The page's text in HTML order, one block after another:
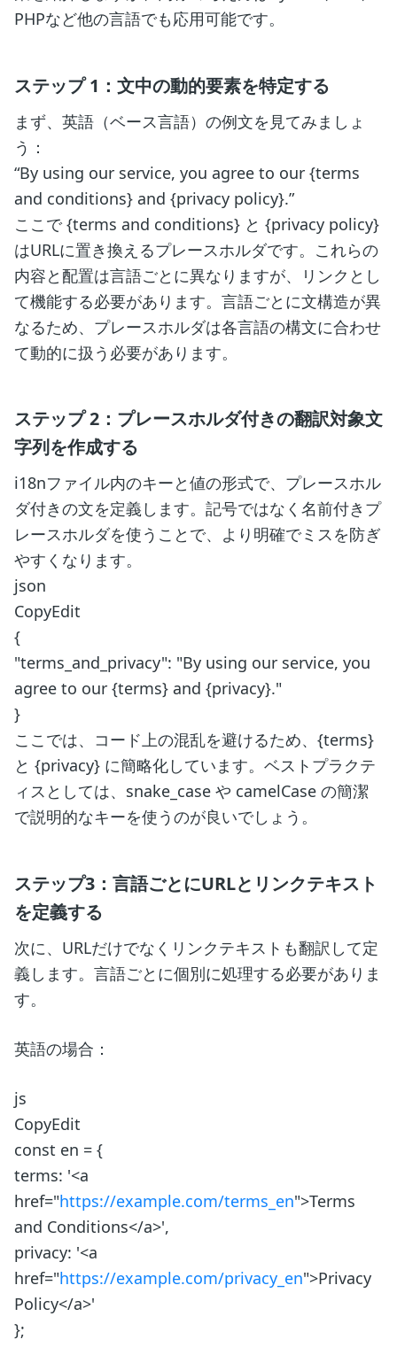
PHPなど他の言語でも応用可能です。
ステップ 1：文中の動的要素を特定する
まず、英語（ベース言語）の例文を見てみましょ
う：
“By using our service, you agree to our {terms
and conditions} and {privacy policy}.”
ここで {terms and conditions} と {privacy policy}
はURLに置き換えるプレースホルダです。これらの
内容と配置は言語ごとに異なりますが、リンクとし
て機能する必要があります。言語ごとに文構造が異
なるため、プレースホルダは各言語の構文に合わせ
て動的に扱う必要があります。
ステップ 2：プレースホルダ付きの翻訳対象文
字列を作成する
i18nファイル内のキーと値の形式で、プレースホル
ダ付きの文を定義します。記号ではなく名前付きプ
レースホルダを使うことで、より明確でミスを防ぎ
やすくなります。
json
CopyEdit
{
"terms_and_privacy": "By using our service, you
agree to our {terms} and {privacy}."
}
ここでは、コード上の混乱を避けるため、{terms}
と {privacy} に簡略化しています。ベストプラクテ
ィスとしては、snake_case や camelCase の簡潔
で説明的なキーを使うのが良いでしょう。
ステップ3：言語ごとにURLとリンクテキスト
を定義する
次に、URLだけでなくリンクテキストも翻訳して定
義します。言語ごとに個別に処理する必要がありま
す。
英語の場合：
js
CopyEdit
const en = {
terms: '<a
href="https://example.com/terms_en">Terms
and Conditions</a>',
privacy: '<a
href="https://example.com/privacy_en">Privacy
Policy</a>'
};